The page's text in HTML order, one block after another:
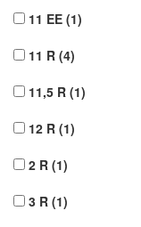
11 EE (1)
11 R (4)
11,5 R (1)
12 R (1)
2 R (1)
3 R (1)